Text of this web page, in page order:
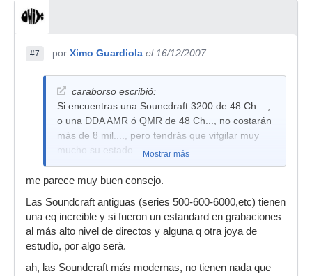
#7 por Ximo Guardiola el 16/12/2007
caraborso escribió:
Si encuentras una Souncdraft 3200 de 48 Ch....,
o una DDA AMR ó QMR de 48 Ch..., no costarán
más de 8 mil...., pero tendrás que vifgilar muy
mucho su estado.
Mostrar más
me parece muy buen consejo.
Las Soundcraft antiguas (series 500-600-6000,etc) tienen
una eq increible y si fueron un estandard en grabaciones
al más alto nivel de directos y alguna q otra joya de
estudio, por algo serà.
ah, las Soundcraft más modernas, no tienen nada que